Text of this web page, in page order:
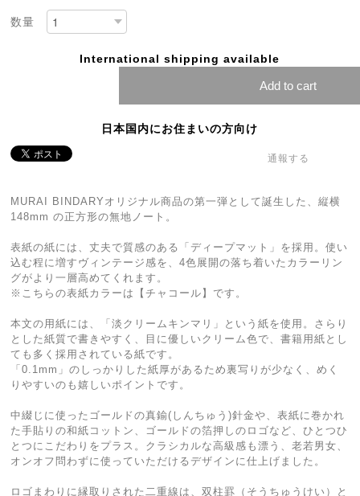
数量
International shipping available
Add to cart
日本国内にお住まいの方向け
通報する
MURAI BINDARYオリジナル商品の第一弾として誕生した、縦横
148mm の正方形の無地ノート。
表紙の紙には、丈夫で質感のある「ディープマット」を採用。使い
込む程に増すヴィンテージ感を、4色展開の落ち着いたカラーリン
グがより一層高めてくれます。
※こちらの表紙カラーは【チャコール】です。
本文の用紙には、「淡クリームキンマリ」という紙を使用。さらり
とした紙質で書きやすく、目に優しいクリーム色で、書籍用紙とし
ても多く採用されている紙です。
「0.1mm」のしっかりした紙厚があるため裏写りが少なく、めく
りやすいのも嬉しいポイントです。
中綴じに使ったゴールドの真鍮(しんちゅう)針金や、表紙に巻かれ
た手貼りの和紙コットン、ゴールドの箔押しのロゴなど、ひとつひ
とつにこだわりをプラス。クラシカルな高級感も漂う、老若男女、
オンオフ問わずに使っていただけるデザインに仕上げました。
ロゴまわりに縁取りされた二重線は、双柱罫（そうちゅうけい）と